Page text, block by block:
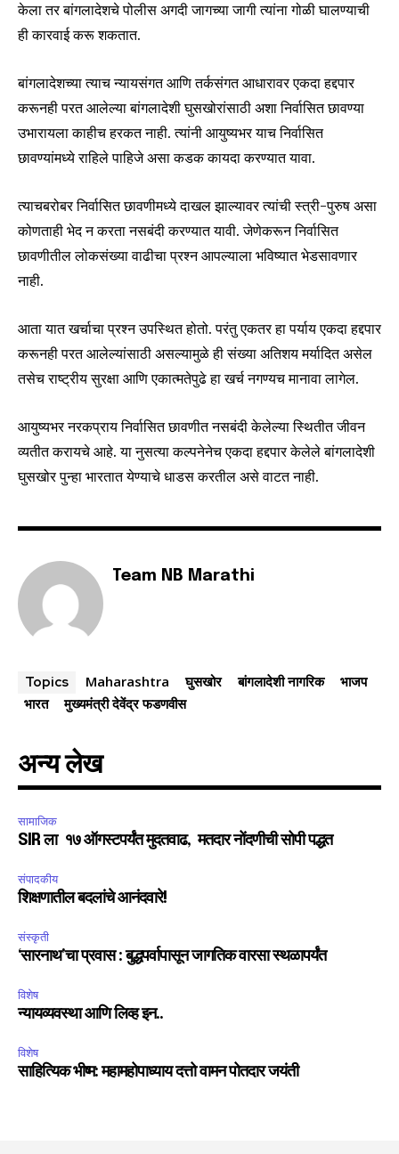
केला तर बांगलादेशचे पोलीस अगदी जागच्या जागी त्यांना गोळी घालण्याची
ही कारवाई करू शकतात.
बांगलादेशच्या त्याच न्यायसंगत आणि तर्कसंगत आधारावर एकदा हद्दपार
करूनही परत आलेल्या बांगलादेशी घुसखोरांसाठी अशा निर्वासित छावण्या
उभारायला काहीच हरकत नाही. त्यांनी आयुष्यभर याच निर्वासित
छावण्यांमध्ये राहिले पाहिजे असा कडक कायदा करण्यात यावा.
त्याचबरोबर निर्वासित छावणीमध्ये दाखल झाल्यावर त्यांची स्त्री-पुरुष असा
कोणताही भेद न करता नसबंदी करण्यात यावी. जेणेकरून निर्वासित
छावणीतील लोकसंख्या वाढीचा प्रश्न आपल्याला भविष्यात भेडसावणार
नाही.
आता यात खर्चाचा प्रश्न उपस्थित होतो. परंतु एकतर हा पर्याय एकदा हद्दपार
करूनही परत आलेल्यांसाठी असल्यामुळे ही संख्या अतिशय मर्यादित असेल
तसेच राष्ट्रीय सुरक्षा आणि एकात्मतेपुढे हा खर्च नगण्यच मानावा लागेल.
आयुष्यभर नरकप्राय निर्वासित छावणीत नसबंदी केलेल्या स्थितीत जीवन
व्यतीत करायचे आहे. या नुसत्या कल्पनेनेच एकदा हद्दपार केलेले बांगलादेशी
घुसखोर पुन्हा भारतात येण्याचे धाडस करतील असे वाटत नाही.
Team NB Marathi
Topics Maharashtra घुसखोर बांगलादेशी नागरिक
भाजप
भारत
मुख्यमंत्री देवेंद्र फडणवीस
अन्य लेख
सामाजिक
SIR ला १७ ऑगस्टपर्यंत मुदतवाढ, मतदार नोंदणीची सोपी पद्धत
संपादकीय
शिक्षणातील बदलांचे आनंदवारे!
संस्कृती
‘सारनाथ’चा प्रवास : बुद्धपर्वापासून जागतिक वारसा स्थळापर्यंत
विशेष
न्यायव्यवस्था आणि लिव्ह इन..
विशेष
साहित्यिक भीष्म: महामहोपाध्याय दत्तो वामन पोतदार जयंती